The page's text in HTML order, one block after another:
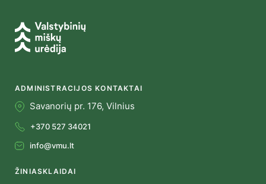
ADMINISTRACIJOS KONTAKTAI
Savanorių pr. 176, Vilnius
+370 527 34021
info@vmu.lt
ŽINIASKLAIDAI